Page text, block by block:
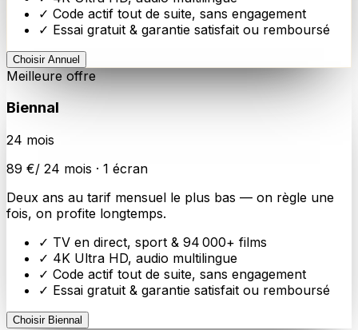
✓ Code actif tout de suite, sans engagement
✓ Essai gratuit & garantie satisfait ou remboursé
Choisir Annuel
Meilleure offre
Biennal
24 mois
89 €/ 24 mois · 1 écran
Deux ans au tarif mensuel le plus bas — on règle une
fois, on profite longtemps.
✓ TV en direct, sport & 94 000+ films
✓ 4K Ultra HD, audio multilingue
✓ Code actif tout de suite, sans engagement
✓ Essai gratuit & garantie satisfait ou remboursé
Choisir Biennal